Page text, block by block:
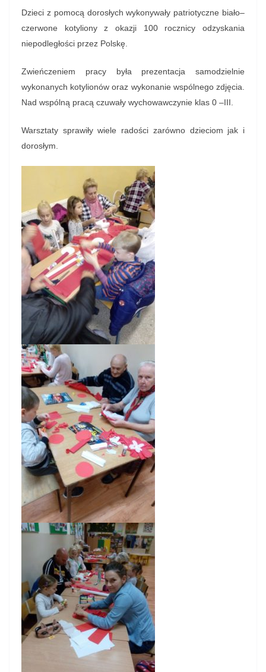
Dzieci z pomocą dorosłych wykonywały patriotyczne biało–
czerwone kotyliony z okazji 100 rocznicy odzyskania
niepodległości przez Polskę.
Zwieńczeniem pracy była prezentacja samodzielnie
wykonanych kotylionów oraz wykonanie wspólnego zdjęcia.
Nad wspólną pracą czuwały wychowawczynie klas 0 –III.
Warsztaty sprawiły wiele radości zarówno dzieciom jak i
dorosłym.